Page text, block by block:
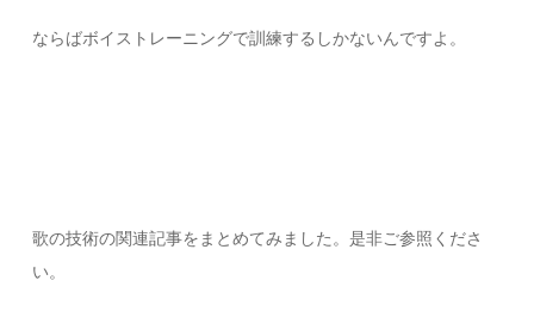
ならばボイストレーニングで訓練するしかないんですよ。
歌の技術の関連記事をまとめてみました。是非ご参照くださ
い。